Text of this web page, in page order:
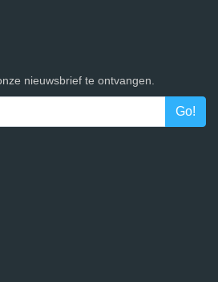
nieuwsbrief te ontvangen.